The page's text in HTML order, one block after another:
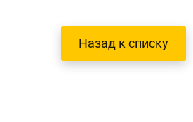
Назад к списку